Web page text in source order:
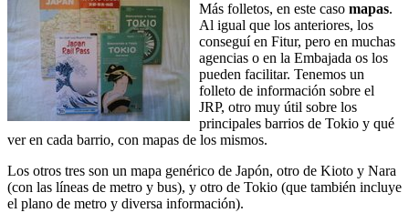
Más folletos, en este caso mapas.
Al igual que los anteriores, los
conseguí en Fitur, pero en muchas
agencias o en la Embajada os los
pueden facilitar. Tenemos un
folleto de información sobre el
JRP, otro muy útil sobre los
principales barrios de Tokio y qué
ver en cada barrio, con mapas de los mismos.
Los otros tres son un mapa genérico de Japón, otro de Kioto y Nara
(con las líneas de metro y bus), y otro de Tokio (que también incluye
el plano de metro y diversa información).